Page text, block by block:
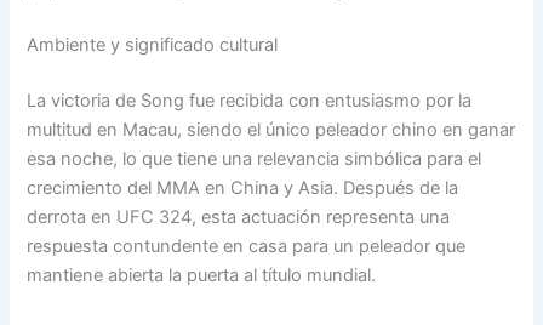
Ambiente y significado cultural
La victoria de Song fue recibida con entusiasmo por la
multitud en Macau, siendo el único peleador chino en ganar
esa noche, lo que tiene una relevancia simbólica para el
crecimiento del MMA en China y Asia. Después de la
derrota en UFC 324, esta actuación representa una
respuesta contundente en casa para un peleador que
mantiene abierta la puerta al título mundial.